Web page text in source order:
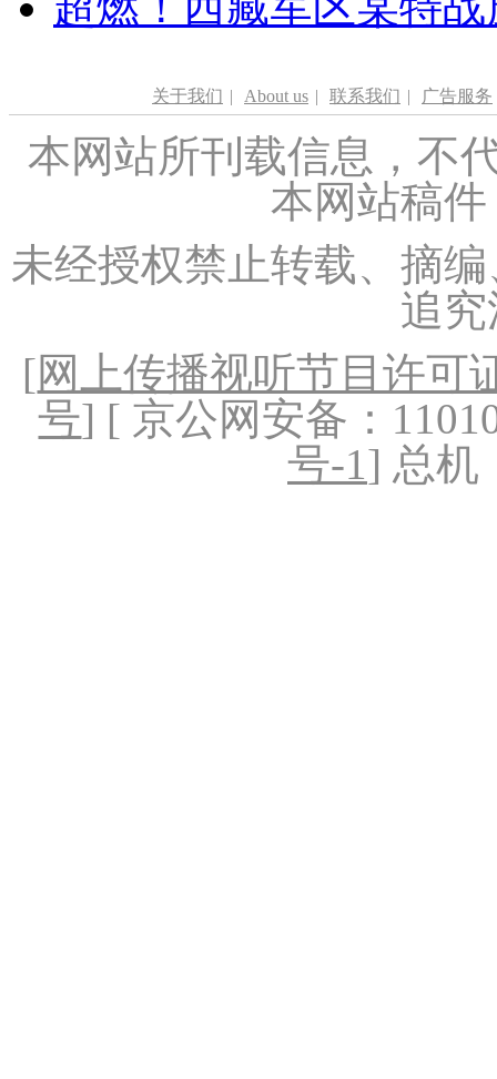
关于我们 | About us | 联系我们 | 广告服务
本网站所刊载信息，不
本网站稿
未经授权禁止转载、摘
追
[网上传播视听节目许可
号] [ 京公网安备：
号-1] 总机